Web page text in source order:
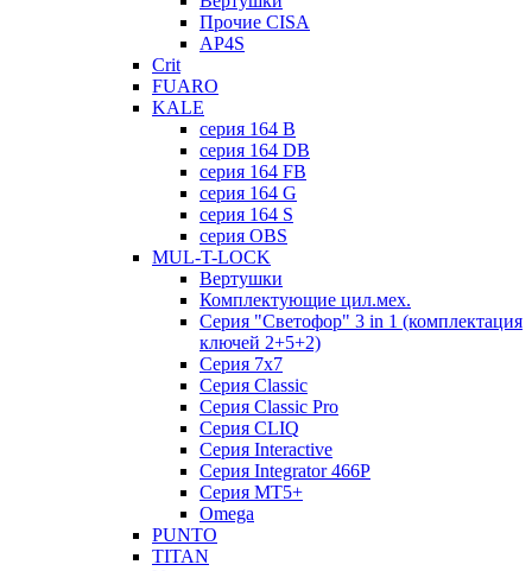
Прочие CISA
AP4S
Crit
FUARO
KALE
серия 164 B
серия 164 DB
серия 164 FB
серия 164 G
серия 164 S
серия OBS
MUL-T-LOCK
Вертушки
Комплектующие цил.мех.
Серия "Светофор" 3 in 1 (комплектация
ключей 2+5+2)
Серия 7х7
Серия Classic
Серия Classic Pro
Серия CLIQ
Серия Interactive
Серия Integrator 466P
Серия MT5+
Omega
PUNTO
TITAN